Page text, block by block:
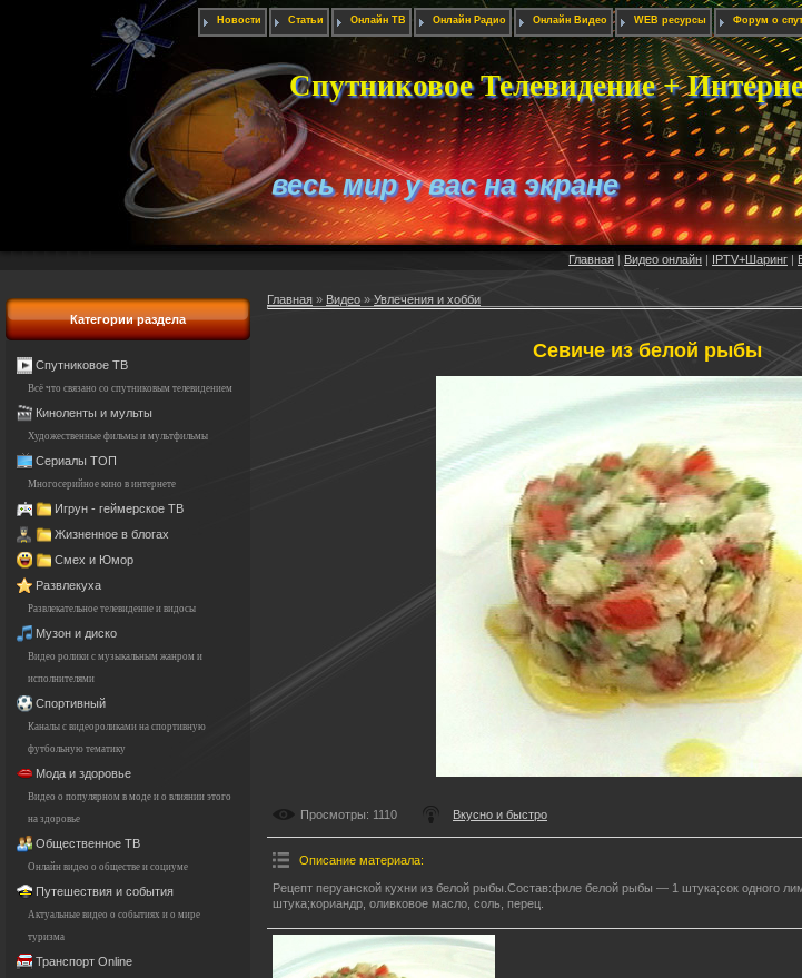
Новости Статьи Онлайн ТВ Онлайн Радио Онлайн Видео WEB ресурсы Форум о
Спутниковое Телевидение +
весь мир у вас на экране
Главная | Видео онлайн | IPTV+Шаринг |
Категории раздела
Спутниковое ТВ
Всё что связано со спутниковым телевидением
Киноленты и мульты
Художественные фильмы и мультфильмы
Сериалы ТОП
Многосерийное кино в интернете
Игрун - геймерское ТВ
Жизненное в блогах
Смех и Юмор
Развлекуха
Развлекательное телевидение и видосы
Музон и диско
Видео ролики с музыкальным жанром и
исполнителями
Спортивный
Каналы с видеороликами на спортивную
футбольную тематику
Мода и здоровье
Видео о популярном в моде и о влиянии этого
на здоровье
Общественное ТВ
Онлайн видео о обществе и социуме
Путешествия и события
Актуальные видео о событиях и о мире
туризма
Транспорт Online
Главная » Видео » Увлечения и хобби
Севиче из белой рыбы
Просмотры: 1110 Вкусно и быстро
Описание материала:
Рецепт перуанской кухни из белой рыбы.Состав:филе белой рыбы — 1 штука;сок одного
штука;кориандр, оливковое масло, соль, перец.